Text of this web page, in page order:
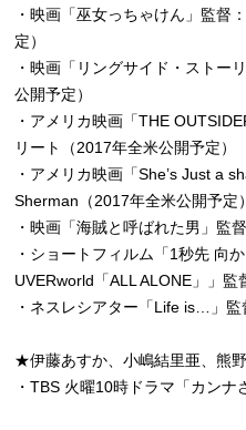
・映画「巫女っちゃけん」監督
定）
・映画「リングサイド・ストー
公開予定）
・アメリカ映画「THE
リート（2017年全米公開予定）
・アメリカ映画「She’s Just a
Sherman（2017年全米公開予定）
・映画「海賊と呼ばれた男」監
・ショートフィルム「1秒先 向
UVERworld「ALL ALONE」」監
・ネスレシアター「Life is…」
★伊藤あすか、小嶋結里亜、熊
・TBS 火曜10時ドラマ「カン